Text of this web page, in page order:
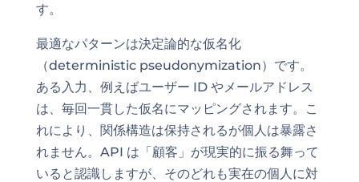
す。
最適なパターンは決定論的な仮名化
（deterministic pseudonymization）です。
ある入力、例えばユーザー ID やメールアドレス
は、毎回一貫した仮名にマッピングされます。こ
れにより、関係構造は保持されるが個人は暴露さ
れません。API は「顧客」が現実的に振る舞って
いると認識しますが、そのどれも実在の個人に対